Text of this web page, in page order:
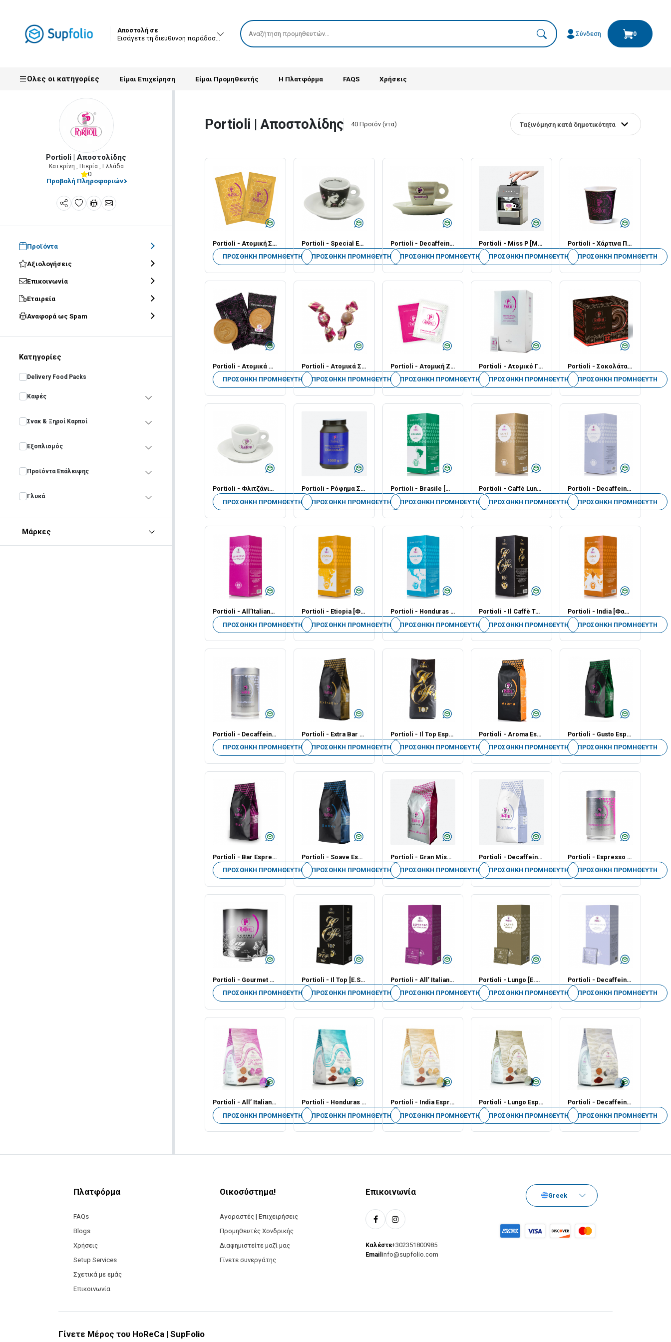
Αποστολή σε
Εισάγετε τη διεύθυνση παράδοσής σας.
Search
Σύνδεση 0
Ολες οι κατηγορίες Είμαι Επιχείρηση Είμαι Προμηθευτής Η Πλατφόρμα FAQS Χρήσεις
Portioli | Αποστολίδης
Κατερίνη , Πιερία, Ελλάδα
0
Προβολή Πληροφοριών
Προϊόντα
Αξιολογήσεις
Επικοινωνία
Εταιρεία
Αναφορά ως Spam
Κατηγορίες
Delivery Food Packs
Καφές
Σνακ & Ξηροί Καρποί
Εξοπλισμός
Προϊόντα Επάλειψης
Γλυκά
Μάρκες
Portioli | Αποστολίδης 40 Προϊόν (ντα)
Portioli - Ατομική Συσκευασία Μέλι 6gr - Πενηντάδα
ΠΡΟΣΘΉΚΗ ΠΡΟΜΗΘΕΥΤΉ
Portioli - Special Edition Φλιτζάνια - Για Espresso [Ποσότητα σε Τεμάχια]
ΠΡΟΣΘΉΚΗ ΠΡΟΜΗΘΕΥΤΉ
Portioli - Decaffeine Φλιτζάνι - Για Espresso [Ποσότητα σε Τεμάχια]
ΠΡΟΣΘΉΚΗ ΠΡΟΜΗΘΕΥΤΉ
Portioli - Miss P [Μηχανή Καφέ με Κάψουλες]
ΠΡΟΣΘΉΚΗ ΠΡΟΜΗΘΕΥΤΉ
Portioli - Xάρτινα Ποτήρια Μονού Τοιχώματος - Για Espresso [50 Τεμάχια]
ΠΡΟΣΘΉΚΗ ΠΡΟΜΗΘΕΥΤΉ
Portioli - Ατομικά Μπισκοτάκια 2.8gr - Κιβώτιο των 300
ΠΡΟΣΘΉΚΗ ΠΡΟΜΗΘΕΥΤΉ
Portioli - Ατομικά Σοκολατάκια - Κιβώτιο των 650gr
ΠΡΟΣΘΉΚΗ ΠΡΟΜΗΘΕΥΤΉ
Portioli - Ατομική Ζάχαρη 5gr - Λευκή Ζάχαρη - Πενηντάδα
ΠΡΟΣΘΉΚΗ ΠΡΟΜΗΘΕΥΤΉ
Portioli - Ατομικό Γλυκαντικό 1gr - Κιβώτιο των 300
ΠΡΟΣΘΉΚΗ ΠΡΟΜΗΘΕΥΤΉ
Portioli - Σοκολάτα σε Ατομική Συσκευασία - 30gr [Δεκαπεντάδα] - Μαύρη / Fondente
ΠΡΟΣΘΉΚΗ ΠΡΟΜΗΘΕΥΤΉ
Portioli - Φλιτζάνια - Για Espresso [Ποσότητα σε Τεμάχια]
ΠΡΟΣΘΉΚΗ ΠΡΟΜΗΘΕΥΤΉ
Portioli - Ρόφημα Σοκολάτας - 1kg - Κρύα
ΠΡΟΣΘΉΚΗ ΠΡΟΜΗΘΕΥΤΉ
Portioli - Brasile [Φακελάκι] - 7.5gr - Εικοσιπεντάδα
ΠΡΟΣΘΉΚΗ ΠΡΟΜΗΘΕΥΤΉ
Portioli - Caffè Lungo [Φακελάκι] - 7.5gr - Εικοσιπεντάδα
ΠΡΟΣΘΉΚΗ ΠΡΟΜΗΘΕΥΤΉ
Portioli - Decaffeinato [Φακελάκι] - 7.5gr - Εικοσιπεντάδα
ΠΡΟΣΘΉΚΗ ΠΡΟΜΗΘΕΥΤΉ
Portioli - All’Italiana [Φακελάκι] - 7.5gr - Εικοσιπεντάδα
ΠΡΟΣΘΉΚΗ ΠΡΟΜΗΘΕΥΤΉ
Portioli - Etiopia [Φακελάκι] - 7.5gr - Εικοσιπεντάδα
ΠΡΟΣΘΉΚΗ ΠΡΟΜΗΘΕΥΤΉ
Portioli - Honduras [Φακελάκι] - 7.5gr - Εικοσιπεντάδα
ΠΡΟΣΘΉΚΗ ΠΡΟΜΗΘΕΥΤΉ
Portioli - Il Caffè Top [Φακελάκι] - 7.5gr - Εικοσιπεντάδα
ΠΡΟΣΘΉΚΗ ΠΡΟΜΗΘΕΥΤΉ
Portioli - India [Φακελάκι] - 7.5gr - Εικοσιπεντάδα
ΠΡΟΣΘΉΚΗ ΠΡΟΜΗΘΕΥΤΉ
Portioli - Decaffeinato [Αλεσμένος καφές] - 250gr - Τεμάχιο
ΠΡΟΣΘΉΚΗ ΠΡΟΜΗΘΕΥΤΉ
Portioli - Extra Bar Espresso [Καφές σε Κόκκους] - 1kg - Τεμάχιο
ΠΡΟΣΘΉΚΗ ΠΡΟΜΗΘΕΥΤΉ
Portioli - Il Top Espresso [Καφές σε Κόκκους] - 1kg - Τεμάχιο
ΠΡΟΣΘΉΚΗ ΠΡΟΜΗΘΕΥΤΉ
Portioli - Aroma Espresso [Καφές σε Κόκκους] - 1kg - Τεμάχιο
ΠΡΟΣΘΉΚΗ ΠΡΟΜΗΘΕΥΤΉ
Portioli - Gusto Espresso [Καφές σε Κόκκους] - 1kg - Τεμάχιο
ΠΡΟΣΘΉΚΗ ΠΡΟΜΗΘΕΥΤΉ
Portioli - Bar Espresso [Καφές σε Κόκκους] - 1kg - Τεμάχιο
ΠΡΟΣΘΉΚΗ ΠΡΟΜΗΘΕΥΤΉ
Portioli - Soave Espresso [Καφές σε Κόκκους] - 1kg - Τεμάχιο
ΠΡΟΣΘΉΚΗ ΠΡΟΜΗΘΕΥΤΉ
Portioli - Gran Miscela Filter Espresso [Καφές σε Κόκκους] - 1kg - Τεμάχιο
ΠΡΟΣΘΉΚΗ ΠΡΟΜΗΘΕΥΤΉ
Portioli - Decaffeinato Espresso [Καφές σε Κόκκους] - 1kg - Τεμάχιο
ΠΡΟΣΘΉΚΗ ΠΡΟΜΗΘΕΥΤΉ
Portioli - Espresso [Αλεσμένος καφές] - 250gr - Τεμάχιο
ΠΡΟΣΘΉΚΗ ΠΡΟΜΗΘΕΥΤΉ
Portioli - Gourmet 100% Arabica [Καφές σε Κόκκους] - 3kg - Βαρελάκι
ΠΡΟΣΘΉΚΗ ΠΡΟΜΗΘΕΥΤΉ
Portioli - Il Top [E.S.E. Ταμπλέτες] 7.50gr - Εικοσιπεντάδα
ΠΡΟΣΘΉΚΗ ΠΡΟΜΗΘΕΥΤΉ
Portioli - All’ Italiana [E.S.E. Ταμπλέτες] 7.50gr - Εικοσιπεντάδα
ΠΡΟΣΘΉΚΗ ΠΡΟΜΗΘΕΥΤΉ
Portioli - Lungo [E.S.E. Ταμπλέτες] 7.50gr - Εικοσιπεντάδα
ΠΡΟΣΘΉΚΗ ΠΡΟΜΗΘΕΥΤΉ
Portioli - Decaffeinato [E.S.E. Ταμπλέτες] 7.50gr - Εικοσιπεντάδα
ΠΡΟΣΘΉΚΗ ΠΡΟΜΗΘΕΥΤΉ
Portioli - All’ Italiana Espresso [Miss P Κάψουλες] - Δεκαεξάδα
ΠΡΟΣΘΉΚΗ ΠΡΟΜΗΘΕΥΤΉ
Portioli - Honduras Espresso [Miss P Κάψουλες] - Δεκαεξάδα
ΠΡΟΣΘΉΚΗ ΠΡΟΜΗΘΕΥΤΉ
Portioli - India Espresso [Miss P Κάψουλες] - Δεκαεξάδα
ΠΡΟΣΘΉΚΗ ΠΡΟΜΗΘΕΥΤΉ
Portioli - Lungo Espresso [Miss P Κάψουλες] - Δεκαεξάδα
ΠΡΟΣΘΉΚΗ ΠΡΟΜΗΘΕΥΤΉ
Portioli - Decaffeinato Espresso [Miss P Κάψουλες] - Δεκαεξάδα
ΠΡΟΣΘΉΚΗ ΠΡΟΜΗΘΕΥΤΉ
Πλατφόρμα
FAQs
Blogs
Χρήσεις
Setup Services
Σχετικά με εμάς
Επικοινωνία
Οικοσύστημα!
Αγοραστές | Επιχειρήσεις
Προμηθευτές Χονδρικής
Διαφημιστείτε μαζί μας
Γίνετε συνεργάτης
Επικοινωνία
Καλέστε+302351800985
Email info@supfolio.com
Greek
Γίνετε Μέρος του HoReCa | SupFolio